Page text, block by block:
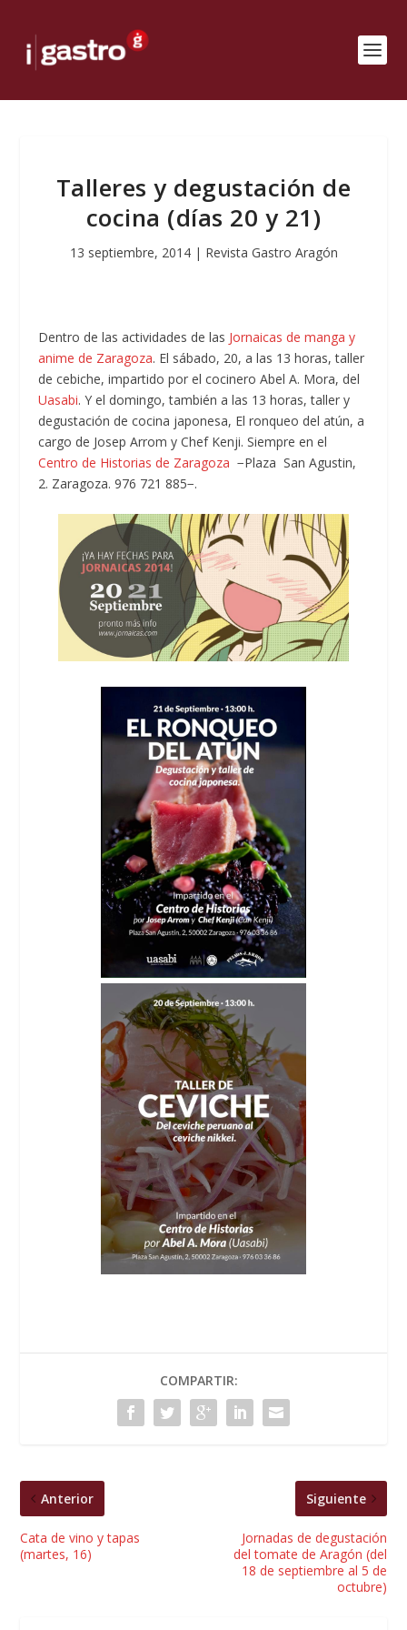
Talleres y degustación de
cocina (días 20 y 21)
13 septiembre, 2014| Revista Gastro Aragón
Dentro de las actividades de las Jornaicas de manga y
anime de Zaragoza. El sábado, 20, a las 13 horas, taller
de cebiche, impartido por el cocinero Abel A. Mora, del
Uasabi. Y el domingo, también a las 13 horas, taller y
degustación de cocina japonesa, El ronqueo del atún, a
cargo de Josep Arrom y Chef Kenji. Siempre en el
Centro de Historias de Zaragoza −Plaza San Agustin,
2. Zaragoza. 976 721 885−.
COMPARTIR:
Anterior
Cata de vino y tapas
(martes, 16)
Siguiente
Jornadas de degustación
del tomate de Aragón (del
18 de septiembre al 5 de
octubre)